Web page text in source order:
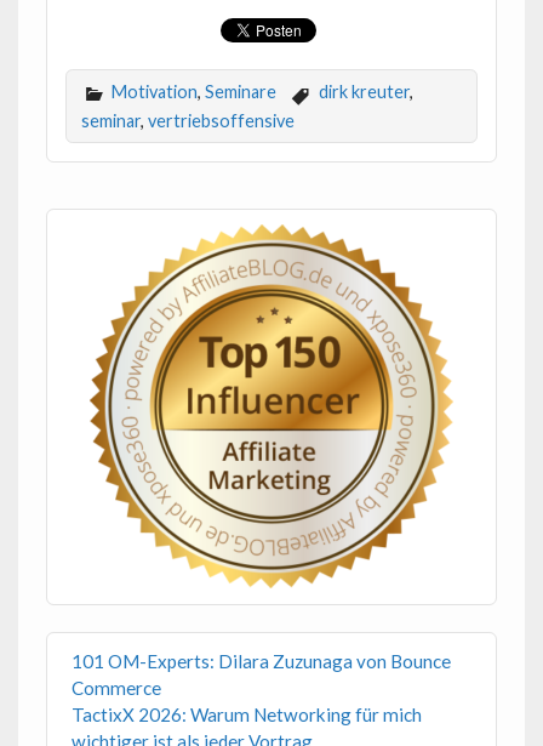
Motivation, Seminare dirk kreuter,
seminar, vertriebsoffensive
101 OM-Experts: Dilara Zuzunaga von Bounce
Commerce
TactixX 2026: Warum Networking für mich